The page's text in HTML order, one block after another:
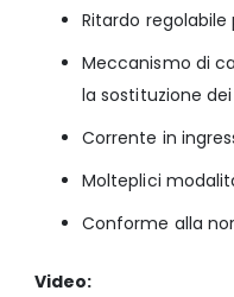
Ritardo
Meccanismo di
la sostituzione
Corrente in
Molteplici
Conforme alla
Video: